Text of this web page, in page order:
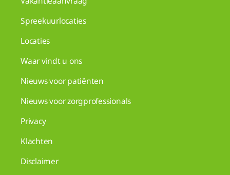
Spreekuurlocaties
Locaties
Waar vindt u ons
Nieuws voor patiënten
Nieuws voor zorgprofessionals
Privacy
Klachten
Disclaimer